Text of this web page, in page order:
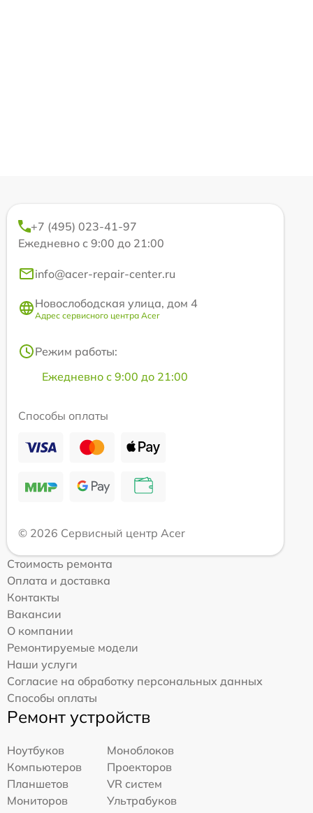
+7 (495) 023-41-97
Ежедневно с 9:00 до 21:00
info@acer-repair-center.ru
Новослободская улица, дом 4
Адрес сервисного центра Acer
Режим работы:
Ежедневно с 9:00 до 21:00
Способы оплаты
© 2026 Сервисный центр Acer
Стоимость ремонта
Оплата и доставка
Контакты
Вакансии
О компании
Ремонтируемые модели
Наши услуги
Согласие на обработку персональных данных
Способы оплаты
Ремонт устройств
Ноутбуков
Моноблоков
Компьютеров
Проекторов
Планшетов
VR систем
Мониторов
Ультрабуков